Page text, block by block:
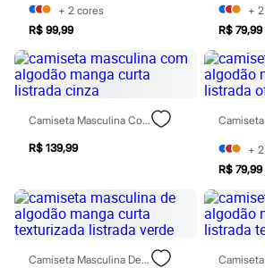
Hidratante
Protetor solar
Tratamento
Cuidados com o rosto
Esfoliante
Hidratante
Protetor solar
Tônicos
Maquiagens
Base
Blush
Corretivo
Gloss
Pó facial
Sombras
+ 2 cores
R$ 99,99
+ 2
R$ 79,99
Camiseta Masculina Com Algodão Manga Curta Listrada Cinza
R$ 139,99 + 2
R$ 79,99
Camiseta Masculina De Algodão Manga Curta Texturizada Listrada Verde